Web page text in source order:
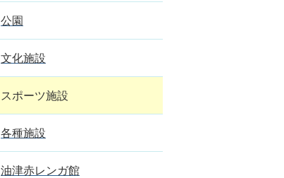
公園
文化施設
スポーツ施設
各種施設
油津赤レンガ館